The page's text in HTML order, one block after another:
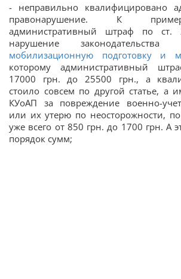
- неправильно квалифицировано
правонарушение. К
административный штраф по ст.
нарушение законодательства
мобилизационную подготовку и
которому административный
17000 грн. до 25500 грн., а
стоило совсем по другой статье, а
КУоАП за повреждение военно-
или их утерю по неосторожности,
уже всего от 850 грн. до 1700 грн. А
порядок сумм;